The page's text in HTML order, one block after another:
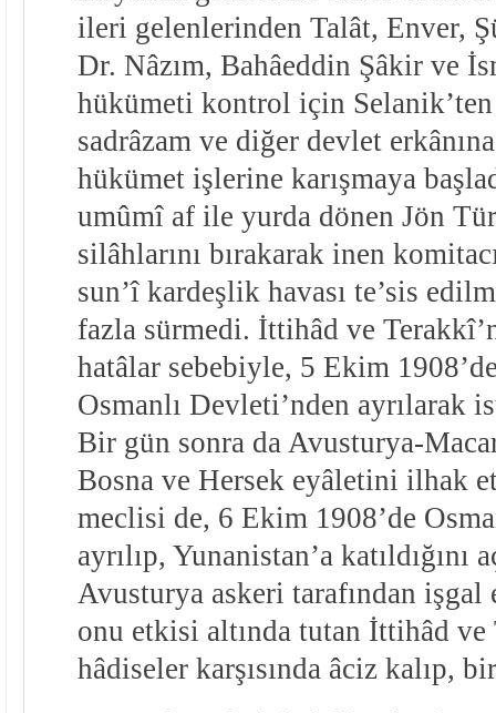
ileri gelenlerinden Talât, Enver,
Dr. Nâzım, Bahâeddin Şâkir ve
hükümeti kontrol için
sadrâzam ve diğer devlet
hükümet işlerine karışmaya
umûmî af ile yurda dönen Jön
silâhlarını bırakarak inen
sun’î kardeşlik havası te’sis
fazla sürmedi. İttihâd ve
hatâlar sebebiyle, 5 Ekim
Osmanlı Devleti’nden
Bir gün sonra da Avusturya-
Bosna ve Hersek eyâletini ilhak
meclisi de, 6 Ekim 1908’de
ayrılıp, Yunanistan’a katıldığını
Avusturya askeri tarafından
onu etkisi altında tutan İttihâd
hâdiseler karşısında âciz kalıp,